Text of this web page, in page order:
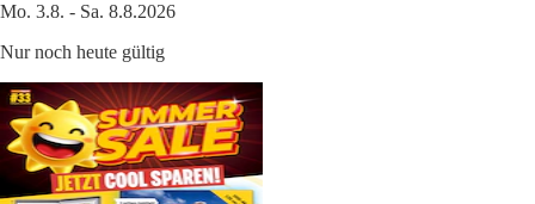
Mo. 3.8. - Sa. 8.8.2026
Nur noch heute gültig